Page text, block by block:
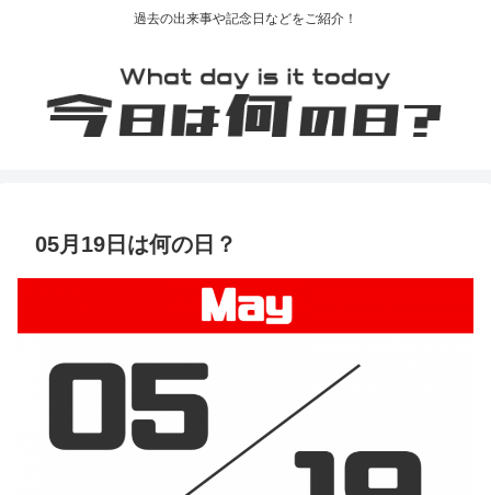
過去の出来事や記念日などをご紹介！
05月19日は何の日？